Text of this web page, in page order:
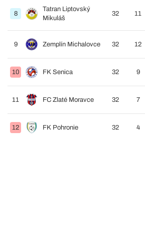
8
Tatran Liptovský
Mikuláš
32 11
9 Zemplín Michalovce 32 12
10 FK Senica 32 9
11 FC Zlaté Moravce 32 7
12 FK Pohronie 32 4